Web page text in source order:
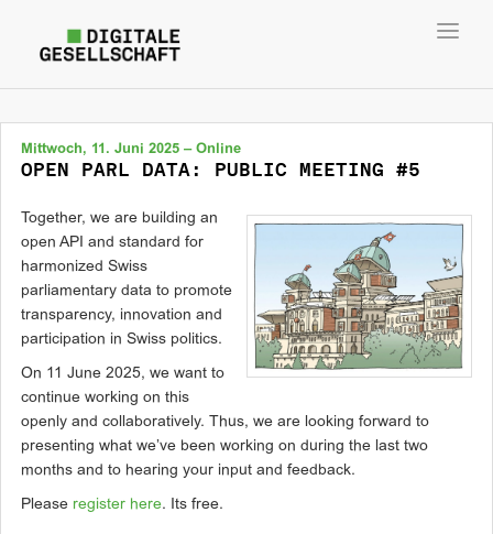
Mittwoch, 11. Juni 2025 – Online
OPEN PARL DATA: PUBLIC MEETING #5
Together, we are building an
open API and standard for
harmonized Swiss
parliamentary data to promote
transparency, innovation and
participation in Swiss politics.
On 11 June 2025, we want to
continue working on this
openly and collaboratively. Thus, we are looking forward to
presenting what we’ve been working on during the last two
months and to hearing your input and feedback.
Please register here. Its free.